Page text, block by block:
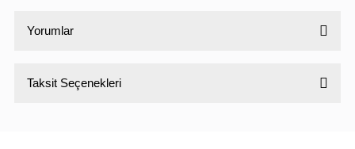
Yorumlar
Taksit Seçenekleri